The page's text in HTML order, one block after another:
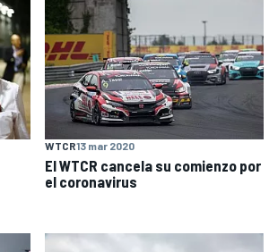
WTCR13 mar 2020
El WTCR cancela su comienzo por
el coronavirus